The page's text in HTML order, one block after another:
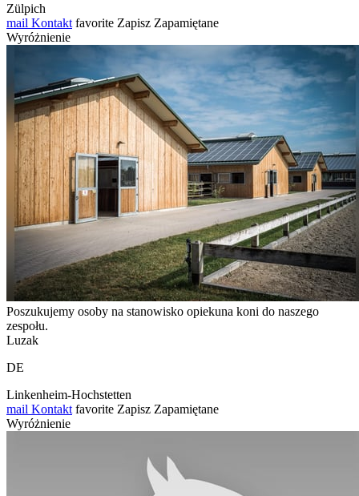
Zülpich
mail Kontakt favorite Zapisz Zapamiętane
Wyróżnienie
Poszukujemy osoby na stanowisko opiekuna koni do naszego
zespołu.
Luzak
DE
Linkenheim-Hochstetten
mail Kontakt favorite Zapisz Zapamiętane
Wyróżnienie